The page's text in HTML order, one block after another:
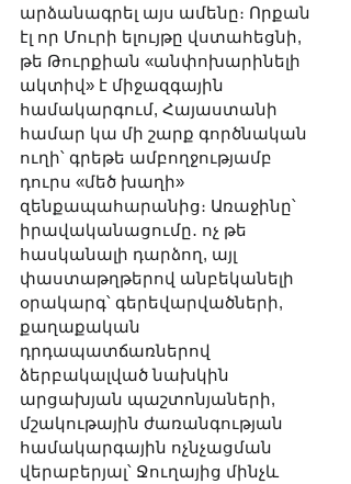
արձանագրել այս ամենը։ Որքան
էլ որ Մուրի ելույթը վստահեցնի,
թե Թուրքիան «անփոխարինելի
ակտիվ» է միջազգային
համակարգում, Հայաստանի
համար կա մի շարք գործնական
ուղի՝ գրեթե ամբողջությամբ
դուրս «մեծ խաղի»
զենքապահարանից։ Առաջինը՝
իրավականացումը․ ոչ թե
հասկանալի դարձող, այլ
փաստաթղթերով անբեկանելի
օրակարգ՝ գերեվարվածների,
քաղաքական
դրդապատճառներով
ձերբակալված նախկին
արցախյան պաշտոնյաների,
մշակութային ժառանգության
համակարգային ոչնչացման
վերաբերյալ՝ Ջուղայից մինչև